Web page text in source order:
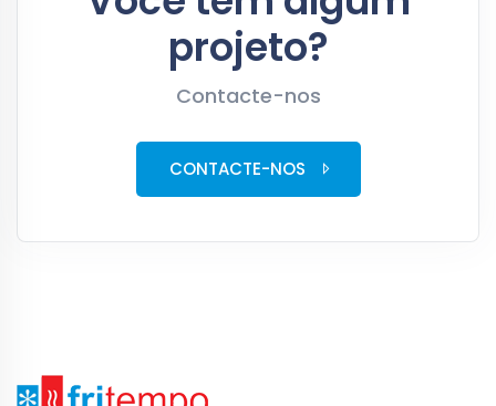
projeto?
Contacte-nos
CONTACTE-NOS